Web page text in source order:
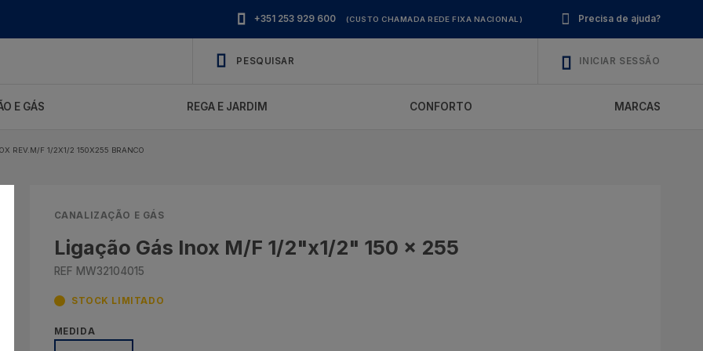
Precisa de ajuda?
+351 253 929 600 (CUSTO CHAMADA REDE FIXA NACIONAL)
INICIAR SESSÃO
E GÁS REGA E JARDIM CONFORTO MARCAS
REV.M/F 1/2X1/2 150X255 BRANCO
CANALIZAÇÃO E GÁS
Ligação Gás Inox M/F 1/2"x1/2" 150 x 255
REF MW32104015
STOCK LIMITADO
MEDIDA